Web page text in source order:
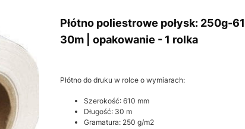
Płótno poliestrowe połysk: 250g-
30m | opakowanie - 1 rolka
Płótno do druku w rolce o wymiarach:
Szerokość: 610 mm
Długość: 30 m
Gramatura: 250 g/m2